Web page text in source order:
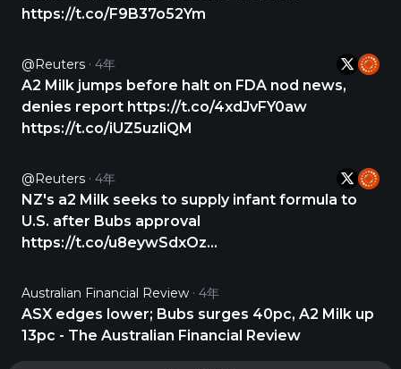
https://t.co/F9B37o52Ym
@Reuters 4年
A2 Milk jumps before halt on FDA nod news,
denies report https://t.co/4xdJvFY0aw
https://t.co/iUZ5uzliQM
@Reuters 4年
NZ's a2 Milk seeks to supply infant formula to
U.S. after Bubs approval
https://t.co/u8eywSdxOz
Australian Financial Review 4年
ASX edges lower; Bubs surges 40pc, A2 Milk up
13pc - The Australian Financial Review